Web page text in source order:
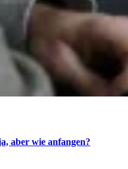
aber wie anfangen?